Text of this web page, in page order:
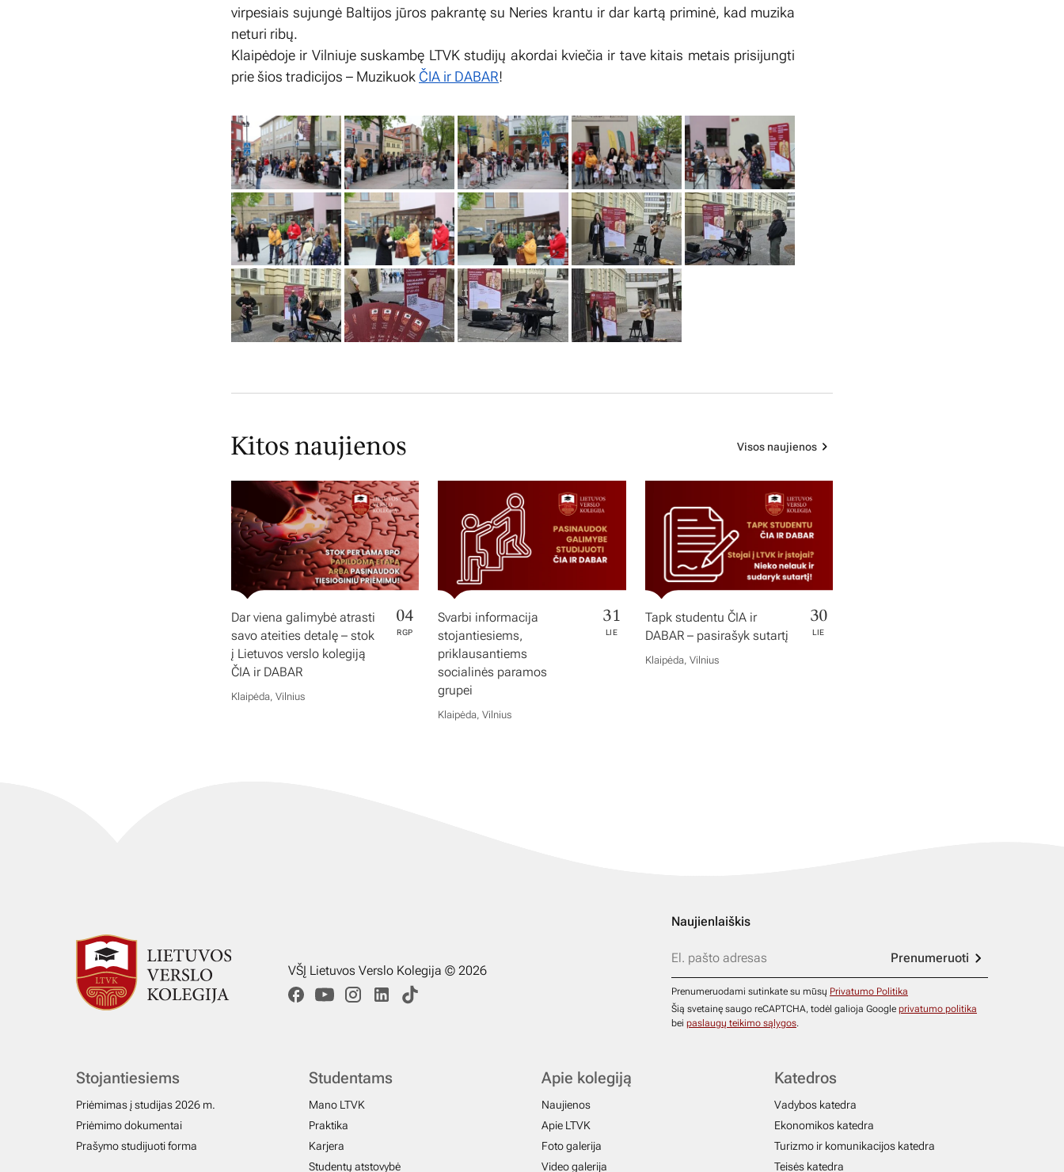
virpesiais sujungė Baltijos jūros pakrantę su Neries krantu ir dar kartą priminė, kad muzika
neturi ribų.
Klaipėdoje ir Vilniuje suskambę LTVK studijų akordai kviečia ir tave kitais metais prisijungti
prie šios tradicijos – Muzikuok ČIA ir DABAR!
Kitos naujienos Visos naujienos
Dar viena galimybė atrasti
savo ateities detalę – stok
į Lietuvos verslo kolegiją
ČIA ir DABAR
04
RGP
Klaipėda, Vilnius
Svarbi informacija
stojantiesiems,
priklausantiems
socialinės paramos
grupei
31
LIE
Klaipėda, Vilnius
Tapk studentu ČIA ir
DABAR – pasirašyk sutartį
30
LIE
Klaipėda, Vilnius
VŠĮ Lietuvos Verslo Kolegija © 2026
Naujienlaiškis
Prenumeruoti
Prenumeruodami sutinkate su mūsų Privatumo Politika
Šią svetainę saugo reCAPTCHA, todėl galioja Google privatumo politika
bei paslaugų teikimo sąlygos.
Stojantiesiems
Priėmimas į studijas 2026 m.
Priėmimo dokumentai
Prašymo studijuoti forma
Studentams
Mano LTVK
Praktika
Karjera
Studentų atstovybė
Apie kolegiją
Naujienos
Apie LTVK
Foto galerija
Video galerija
Katedros
Vadybos katedra
Ekonomikos katedra
Turizmo ir komunikacijos katedra
Teisės katedra